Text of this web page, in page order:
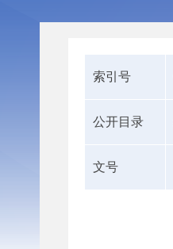
索引号
公开目录
文号